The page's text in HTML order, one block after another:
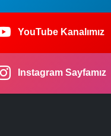
YouTube Kanalımız
Instagram Sayfamız